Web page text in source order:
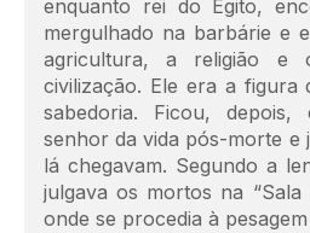
enquanto rei do Egito,
mergulhado na barbárie e
agricultura, a religião e
civilização. Ele era a figura
sabedoria. Ficou,
senhor da vida pós-morte e
lá chegavam. Segundo a
julgava os mortos na “Sala
onde se procedia à